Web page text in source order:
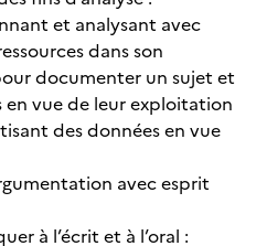
et analysant avec
dans son
documenter un sujet et
en vue de leur exploitation
des données en vue
avec esprit
à l’écrit et à l’oral :